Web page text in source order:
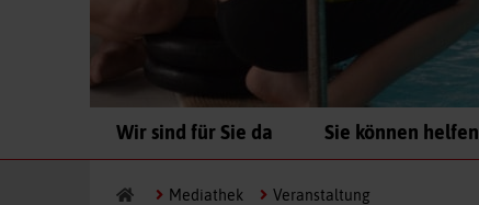
Wir sind für Sie da Sie können helfen
Mediathek Veranstaltung